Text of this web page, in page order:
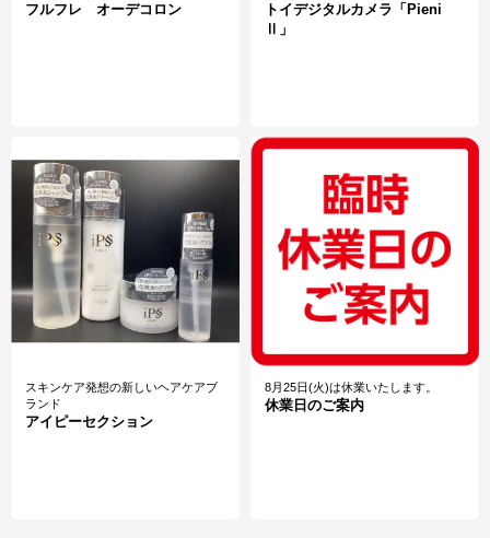
フルフレ オーデコロン
トイデジタルカメラ「Pieni
Ⅱ」
スキンケア発想の新しいヘアケアブ
ランド
アイピーセクション
8月25日(火)は休業いたします。
休業日のご案内